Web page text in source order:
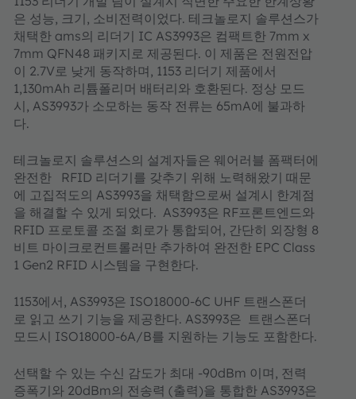
은 성능, 크기, 소비전력이었다. 테크놀로지 솔루션스가
채택한 ams의 리더기 IC AS3993은 컴팩트한 7mm x
7mm QFN48 패키지로 제공된다. 이 제품은 전원전압
이 2.7V로 낮게 동작하며, 1153 리더기 제품에서
1,130mAh 리튬폴리머 배터리와 호환된다. 정상 모드
시, AS3993가 소모하는 동작 전류는 65mA에 불과하
다.
테크놀로지 솔루션스의 설계자들은 웨어러블 폼팩터에
완전한 RFID 리더기를 갖추기 위해 노력해왔기 때문
에 고집적도의 AS3993을 채택함으로써 설계시 한계점
을 해결할 수 있게 되었다. AS3993은 RF프론트엔드와
RFID 프로토콜 조절 회로가 통합되어, 간단히 외장형 8
비트 마이크로컨트롤러만 추가하여 완전한 EPC Class
1 Gen2 RFID 시스템을 구현한다.
1153에서, AS3993은 ISO18000-6C UHF 트랜스폰더
로 읽고 쓰기 기능을 제공한다. AS3993은 트랜스폰더
모드시 ISO18000-6A/B를 지원하는 기능도 포함한다.
선택할 수 있는 수신 감도가 최대 -90dBm 이며, 전력
증폭기와 20dBm의 전송력 (출력)을 통합한 AS3993은